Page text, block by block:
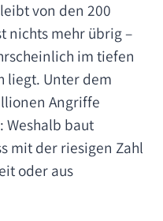
von den 200
nichts mehr übrig –
im tiefen
liegt. Unter dem
Angriffe
Weshalb baut
mit der riesigen Zahl
oder aus